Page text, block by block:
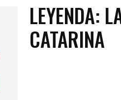
LEYENDA:
CATARINA